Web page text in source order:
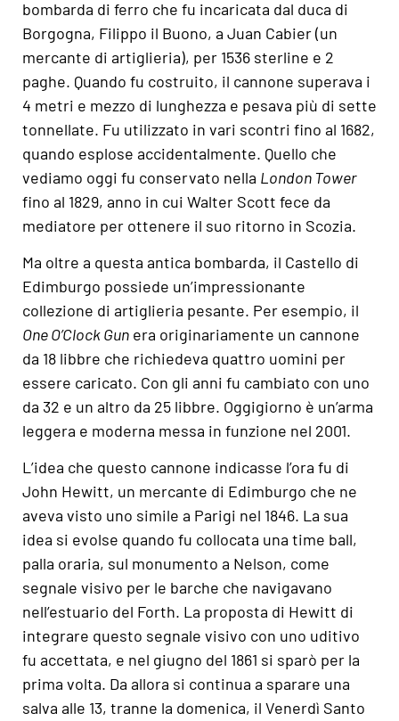
bombarda di ferro che fu incaricata dal duca di
Borgogna, Filippo il Buono, a Juan Cabier (un
mercante di artiglieria), per 1536 sterline e 2
paghe. Quando fu costruito, il cannone superava i
4 metri e mezzo di lunghezza e pesava più di sette
tonnellate. Fu utilizzato in vari scontri fino al 1682,
quando esplose accidentalmente. Quello che
vediamo oggi fu conservato nella London Tower
fino al 1829, anno in cui Walter Scott fece da
mediatore per ottenere il suo ritorno in Scozia.
Ma oltre a questa antica bombarda, il Castello di
Edimburgo possiede un’impressionante
collezione di artiglieria pesante. Per esempio, il
One O’Clock Gun era originariamente un cannone
da 18 libbre che richiedeva quattro uomini per
essere caricato. Con gli anni fu cambiato con uno
da 32 e un altro da 25 libbre. Oggigiorno è un’arma
leggera e moderna messa in funzione nel 2001.
L’idea che questo cannone indicasse l’ora fu di
John Hewitt, un mercante di Edimburgo che ne
aveva visto uno simile a Parigi nel 1846. La sua
idea si evolse quando fu collocata una time ball,
palla oraria, sul monumento a Nelson, come
segnale visivo per le barche che navigavano
nell’estuario del Forth. La proposta di Hewitt di
integrare questo segnale visivo con uno uditivo
fu accettata, e nel giugno del 1861 si sparò per la
prima volta. Da allora si continua a sparare una
salva alle 13, tranne la domenica, il Venerdì Santo